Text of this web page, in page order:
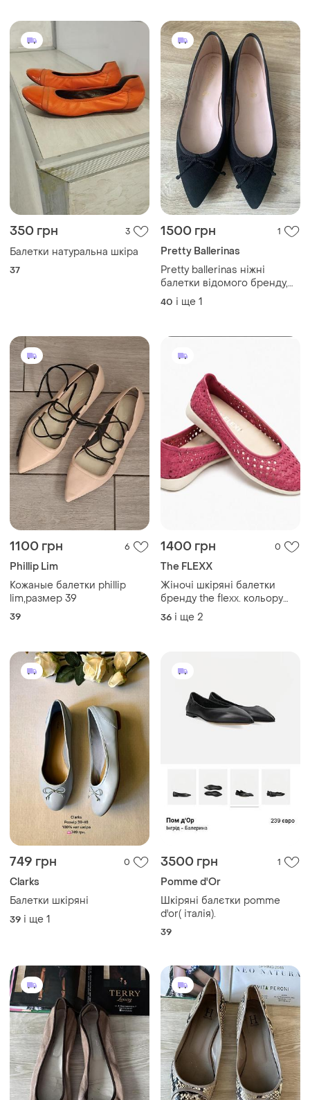
350 грн 3
Балетки натуральна шкіра
37
1500 грн 1
Pretty Ballerinas
Pretty ballerinas ніжні
балетки відомого бренду,
виконані з натуральної
замші, всередині шкіра та
40 і ще 1
1100 грн 6
Phillip Lim
Кожаные балетки phillip
lim,размер 39
39
1400 грн 0
The FLEXX
Жіночі шкіряні балетки
бренду the flexx. кольору
фуксія з плетеним верхом.
розмір 36, 37, 37,5,
36 і ще 2
749 грн 0
Clarks
Балетки шкіряні
39 і ще 1
3500 грн 1
Pomme d'Or
Шкіряні балєтки pomme
d'or( італія).
39